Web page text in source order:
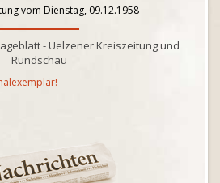
vom Dienstag, 09.12.1958
- Uelzener Kreiszeitung und
Rundschau